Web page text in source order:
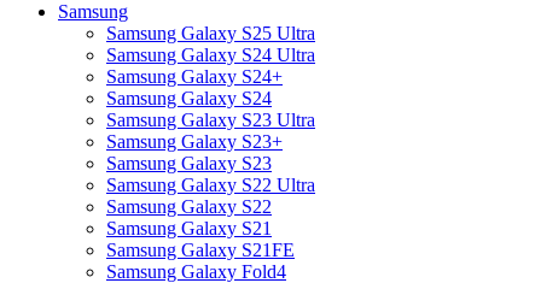
Samsung
Samsung Galaxy S25 Ultra
Samsung Galaxy S24 Ultra
Samsung Galaxy S24+
Samsung Galaxy S24
Samsung Galaxy S23 Ultra
Samsung Galaxy S23+
Samsung Galaxy S23
Samsung Galaxy S22 Ultra
Samsung Galaxy S22
Samsung Galaxy S21
Samsung Galaxy S21FE
Samsung Galaxy Fold4